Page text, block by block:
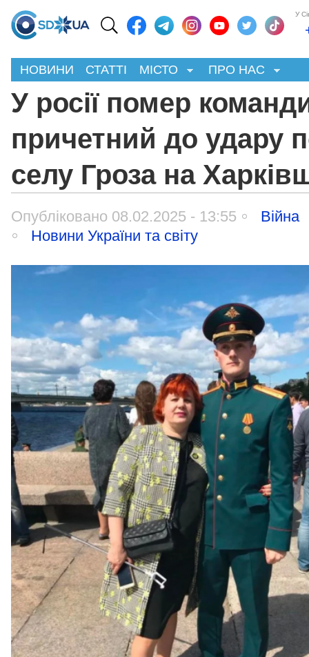
У
НОВИНИ СТАТТІ МІСТО ПРО НАС
У росії помер
причетний до удару
селу Гроза на
Опубліковано 08.02.2025 - 13:55
Війна
Новини України та світу